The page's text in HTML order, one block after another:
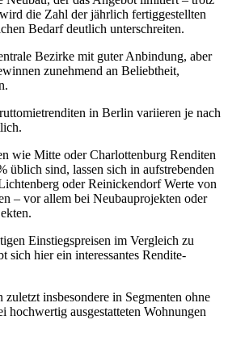
die Zahl der jährlich fertiggestellten
Bedarf deutlich unterschreiten.
Bezirke mit guter Anbindung, aber
zunehmend an Beliebtheit,
in Berlin variieren je nach
wie Mitte oder Charlottenburg Renditen
üblich sind, lassen sich in aufstrebenden
oder Reinickendorf Werte von
– vor allem bei Neubauprojekten oder
Einstiegspreisen im Vergleich zu
sich hier ein interessantes Rendite-
insbesondere in Segmenten ohne
hochwertig ausgestatteten Wohnungen